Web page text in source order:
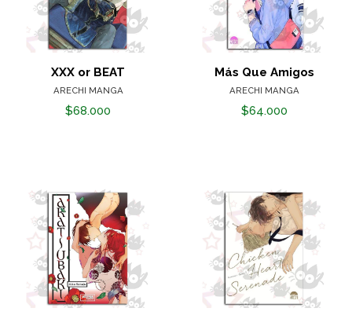
XXX or BEAT
ARECHI MANGA
$68.000
Más Que Amigos
ARECHI MANGA
$64.000